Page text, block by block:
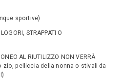
sportive)
STRAPPATI O
AL RIUTILIZZO NON VERRÀ
zio, pelliccia della nonna o stivali da